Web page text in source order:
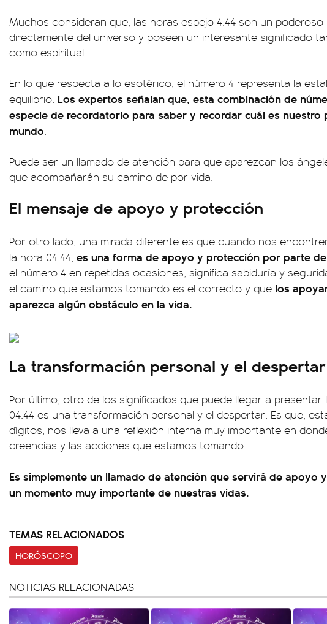
Muchos consideran que, las horas espejo 4.44 son un poderoso
directamente del universo y poseen un interesante significado
como espiritual.
En lo que respecta a lo esotérico, el número 4 representa la
equilibrio. Los expertos señalan que, esta combinación de
especie de recordatorio para saber y recordar cuál es nuestro
mundo.
Puede ser un llamado de atención para que aparezcan los
que acompañarán su camino de por vida.
El mensaje de apoyo y protección
Por otro lado, una mirada diferente es que cuando nos
la hora 04.44, es una forma de apoyo y protección por parte
el número 4 en repetidas ocasiones, significa sabiduría y
el camino que estamos tomando es el correcto y que los
aparezca algún obstáculo en la vida.
La transformación personal y el despertar
Por último, otro de los significados que puede llegar a presentar
04.44 es una transformación personal y el despertar. Es que,
dígitos, nos lleva a una reflexión interna muy importante en
creencias y las acciones que estamos tomando.
Es simplemente un llamado de atención que servirá de apoyo
un momento muy importante de nuestras vidas.
TEMAS RELACIONADOS
HORÓSCOPO
NOTICIAS RELACIONADAS